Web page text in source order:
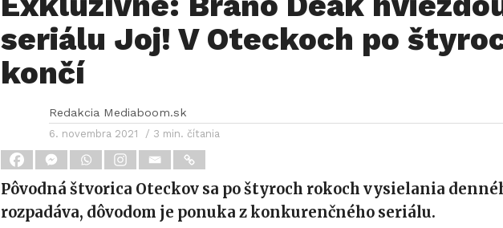
seriálu Joj! V Oteckoch po
končí
Redakcia Mediaboom.sk
6. novembra 2021 / 3 min. čítania
Pôvodná štvorica Oteckov sa po štyroch rokoch vysielania
rozpadáva, dôvodom je ponuka z konkurenčného seriálu.